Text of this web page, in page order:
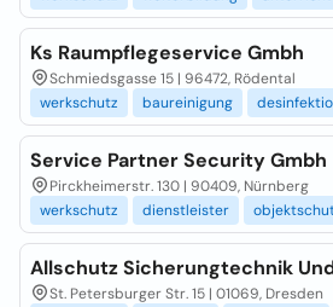
Ks Raumpflegeservice Gmbh
Schmiedsgasse 15 | 96472, Rödental
werkschutz
baureinigung
Service Partner Security Gmbh
Pirckheimerstr. 130 | 90409, Nürnberg
werkschutz
dienstleister
Allschutz Sicherungtechnik
St. Petersburger Str. 15 | 01069, Dresden